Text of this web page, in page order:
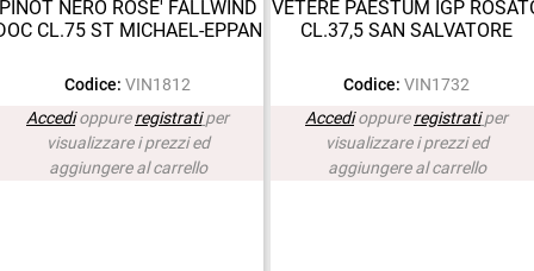
NERO ROSE' FALLWIND
CL.75 ST MICHAEL-EPPAN
Codice: VIN1812
Accedioppureregistrati per
visualizzare i prezzi ed
aggiungere al carrello
VETERE PAESTUM IGP
CL.37,5 SAN SALVATORE
Codice: VIN1732
Accedioppureregistrati per
visualizzare i prezzi ed
aggiungere al carrello